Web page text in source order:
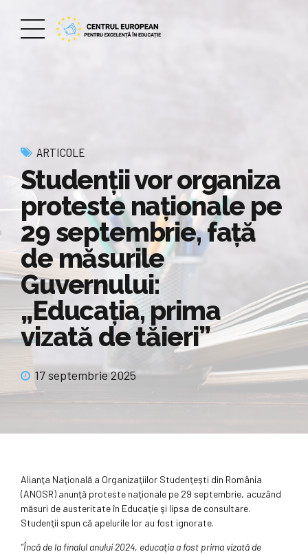
ARTICOLE
Studenții vor organiza
proteste naționale pe
29 septembrie, față
de măsurile
Guvernului:
„Educaţia, prima
vizată de tăieri”
17 septembrie 2025
Alianţa Naţională a Organizaţiilor Studenţeşti din România
(ANOSR) anunţă proteste naţionale pe 29 septembrie, acuzând
măsuri de austeritate în Educaţie şi lipsa de consultare.
Studenţii spun că apelurile lor au fost ignorate.
”Încă de la finalul anului 2024, educaţia a fost prima vizată de